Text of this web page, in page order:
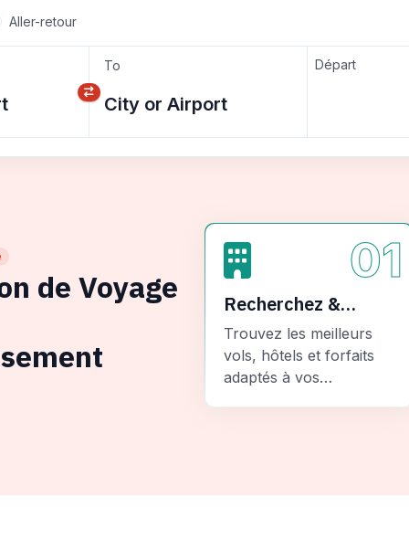
Aller-retour
To Départ
de Voyage
01
Recherchez &
Comparez
Trouvez les meilleurs
vols, hôtels et forfaits
adaptés à vos